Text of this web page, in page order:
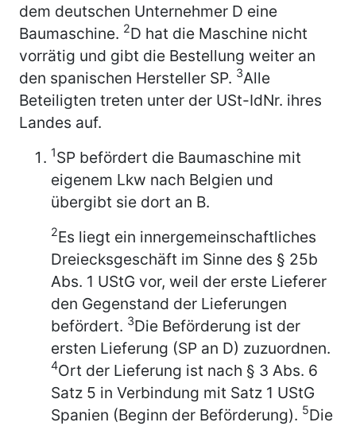
dem deutschen Unternehmer D eine
Baumaschine. 2D hat die Maschine nicht
vorrätig und gibt die Bestellung weiter an
den spanischen Hersteller SP. 3Alle
Beteiligten treten unter der USt-IdNr. ihres
Landes auf.
1SP befördert die Baumaschine mit
eigenem Lkw nach Belgien und
übergibt sie dort an B.
2Es liegt ein innergemeinschaftliches
Dreiecksgeschäft im Sinne des § 25b
Abs. 1 UStG vor, weil der erste Lieferer
den Gegenstand der Lieferungen
befördert. 3Die Beförderung ist der
ersten Lieferung (SP an D) zuzuordnen.
4Ort der Lieferung ist nach § 3 Abs. 6
Satz 5 in Verbindung mit Satz 1 UStG
Spanien (Beginn der Beförderung). 5Die